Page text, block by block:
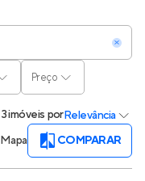
Preço
3 imóveis porRelevância
Mapa COMPARAR